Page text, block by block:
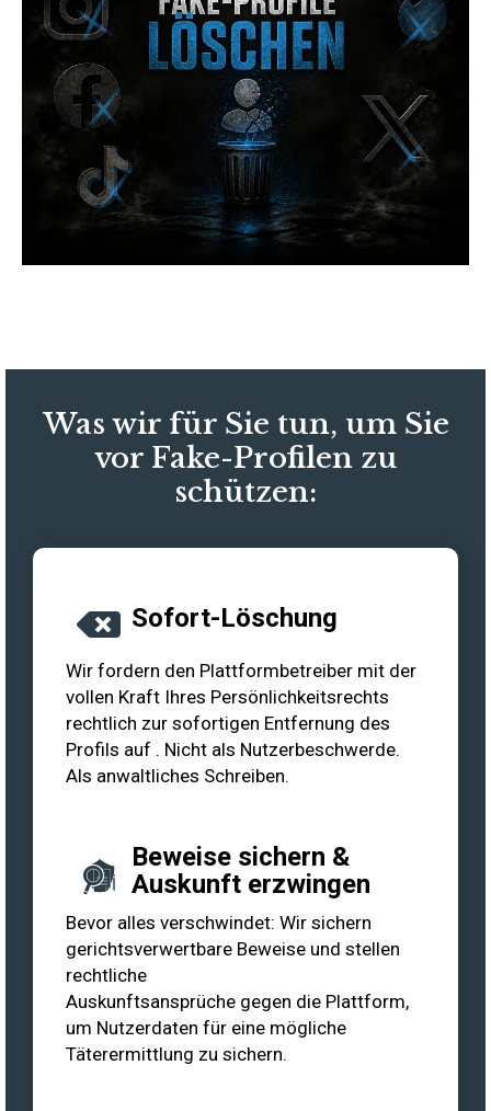
Was wir für Sie tun, um Sie
vor Fake-Profilen zu
schützen:
Sofort-Löschung
Wir fordern den Plattformbetreiber mit der
vollen Kraft Ihres Persönlichkeitsrechts
rechtlich zur sofortigen Entfernung des
Profils auf . Nicht als Nutzerbeschwerde.
Als anwaltliches Schreiben.
Beweise sichern &
Auskunft erzwingen
Bevor alles verschwindet: Wir sichern
gerichtsverwertbare Beweise und stellen
rechtliche
Auskunftsansprüche gegen die Plattform,
um Nutzerdaten für eine mögliche
Täterermittlung zu sichern.